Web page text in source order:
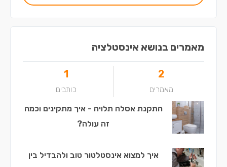
מאמרים בנושא אינסטלציה
2
מאמרים
1
כותבים
התקנת אסלה תלויה - איך מתקינים וכמה
זה עולה?
איך למצוא אינסטלטור טוב ולהבדיל בין